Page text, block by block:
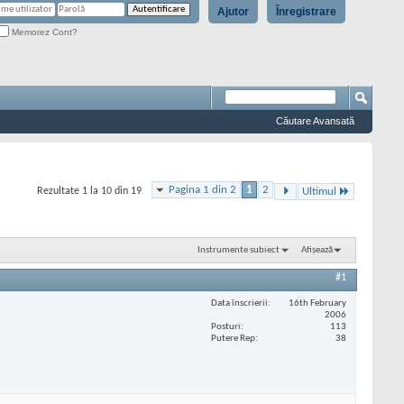
Înregistrare
Ajutor
Memorez Cont?
Căutare Avansată
Pagina 1 din 2 1 2 Ultimul
Rezultate 1 la 10 din 19
Instrumente subiect Afișează
#1
Data înscrierii
16th February
2006
Posturi
113
Putere Rep
38